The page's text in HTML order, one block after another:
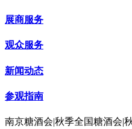
展商服务
观众服务
新闻动态
参观指南
南京糖酒会|秋季全国糖酒会|